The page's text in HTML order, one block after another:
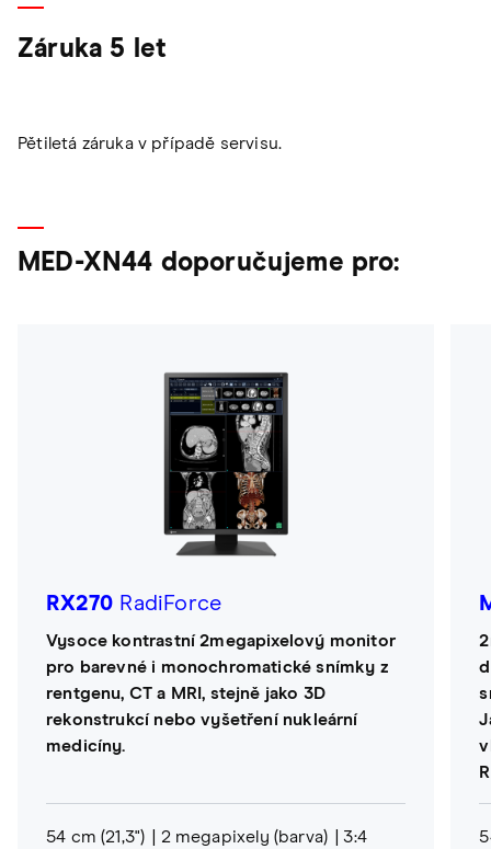
Záruka 5 let
Pětiletá záruka v případě servisu.
MED-XN44 doporučujeme pro:
RX270 RadiForce
Vysoce kontrastní 2megapixelový monitor
pro barevné i monochromatické snímky z
rentgenu, CT a MRI, stejně jako 3D
rekonstrukcí nebo vyšetření nukleární
medicíny.
54 cm (21,3") 2 megapixely (barva) 3:4